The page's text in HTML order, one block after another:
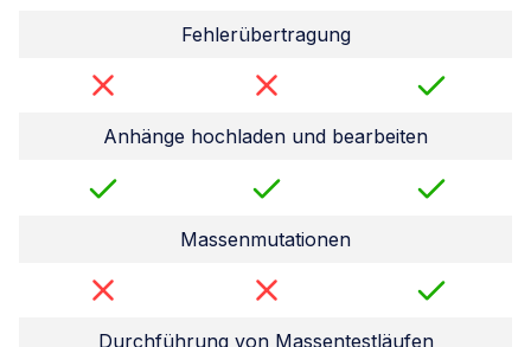
Fehlerübertragung
Anhänge hochladen und bearbeiten
Massenmutationen
Durchführung von Massentestläufen